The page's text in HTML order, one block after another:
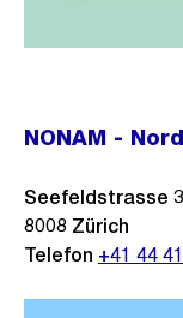
NONAM -
Seefeldstrasse
8008 Zürich
Telefon +41 44